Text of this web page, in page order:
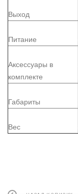
Выход
Питание
Аксессуары в
комплекте
Габариты
Вес